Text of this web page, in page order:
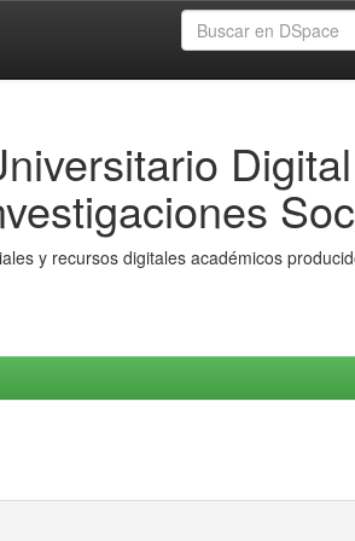
Digital
y recursos digitales académicos